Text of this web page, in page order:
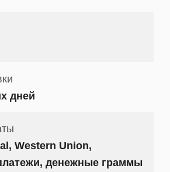
дней
Western Union,
денежные граммы